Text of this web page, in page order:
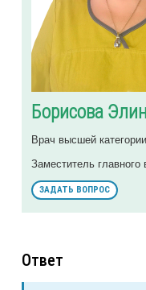
Борисова
Врач высшей категории
Заместитель главного
ЗАДАТЬ ВОПРОС
Ответ